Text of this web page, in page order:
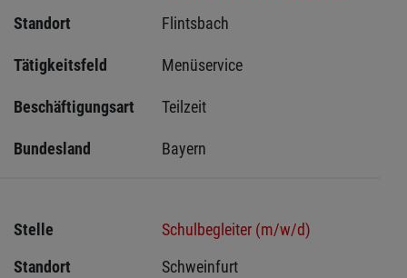
Standort
Flintsbach
Tätigkeitsfeld Menüservice
Beschäftigungsart Teilzeit
Bundesland Bayern
Stelle
Schulbegleiter (m/w/d)
Standort
Schweinfurt